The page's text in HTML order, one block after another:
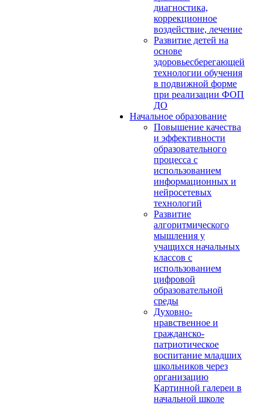
диагностика,
коррекционное
воздействие, лечение
Развитие детей на
основе
здоровьесберегающей
технологии обучения
в подвижной форме
при реализации ФОП
ДО
Начальное образование
Повышение качества
и эффективности
образовательного
процесса с
использованием
информационных и
нейросетевых
технологий
Развитие
алгоритмического
мышления у
учащихся начальных
классов с
использованием
цифровой
образовательной
среды
Духовно-
нравственное и
гражданско-
патриотическое
воспитание младших
школьников через
организацию
Картинной галереи в
начальной школе